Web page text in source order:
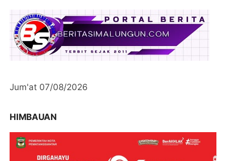
Jum'at 07/08/2026
HIMBAUAN